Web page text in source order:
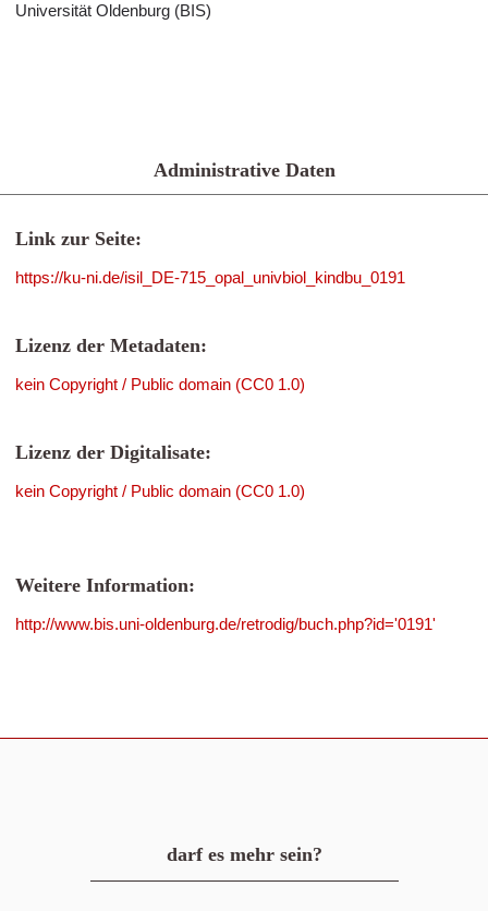
Universität Oldenburg (BIS)
Administrative Daten
Link zur Seite:
https://ku-ni.de/isil_DE-715_opal_univbiol_kindbu_0191
Lizenz der Metadaten:
kein Copyright / Public domain (CC0 1.0)
Lizenz der Digitalisate:
kein Copyright / Public domain (CC0 1.0)
Weitere Information:
http://www.bis.uni-oldenburg.de/retrodig/buch.php?id='0191'
darf es mehr sein?